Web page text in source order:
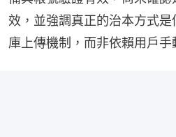
效，並強調真正的治本方式
庫上傳機制，而非依賴用戶手